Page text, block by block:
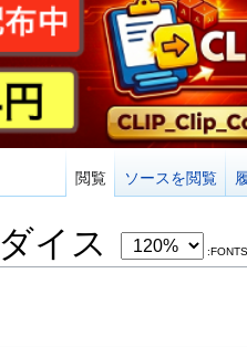
閲覧 ソースを閲覧
イス